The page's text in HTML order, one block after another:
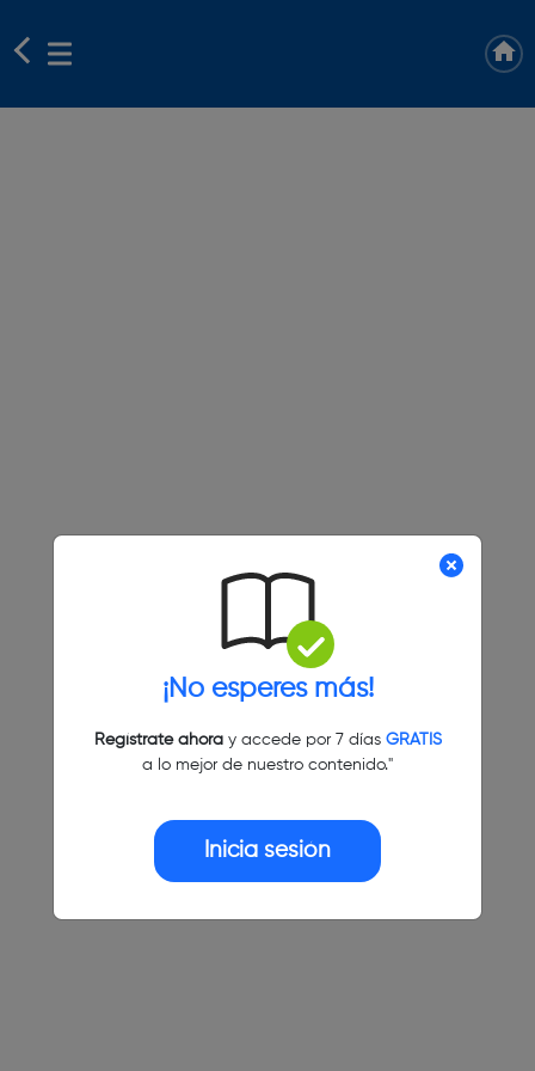
¡No esperes más!
Regístrate ahoray accede por 7 días GRATIS
a lo mejor de nuestro contenido."
Inicia sesión